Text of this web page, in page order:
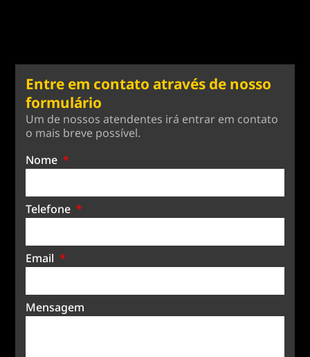
Entre em contato através de nosso
formulário
Um de nossos atendentes irá entrar em contato
o mais breve possível.
Nome
Telefone
Email
Mensagem